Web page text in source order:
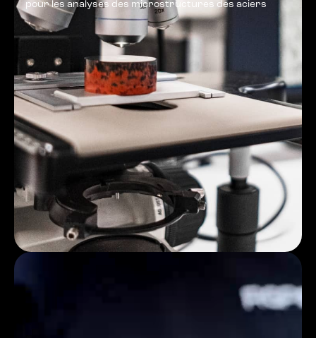
pour les analyses des microstructures des aciers